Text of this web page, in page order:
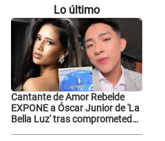
Lo último
Cantante de Amor Rebelde
EXPONE a Óscar Junior de 'La
Bella Luz' tras comprometedor